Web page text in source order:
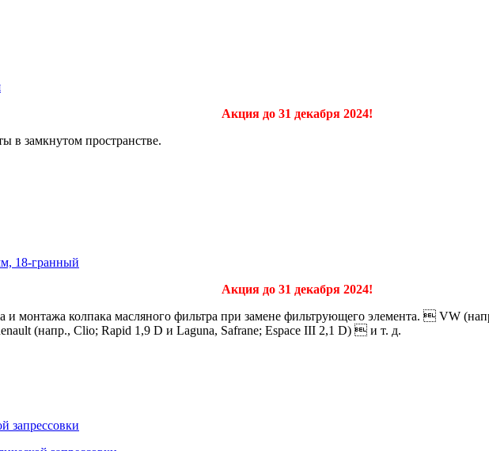
Акция до 31 декабря 2024!
в замкнутом пространстве.
18-гранный
Акция до 31 декабря 2024!
монтажа колпака масляного фильтра при замене фильтрующего элемента.  VW
(напр., Clio; Rapid 1,9 D и Laguna, Safrane; Espace III 2,1 D)  и т. д.